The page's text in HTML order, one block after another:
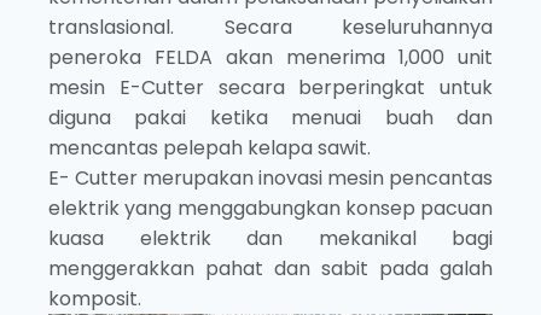
translasional. Secara keseluruhannya
peneroka FELDA akan menerima 1,000 unit
mesin E-Cutter secara berperingkat untuk
diguna pakai ketika menuai buah dan
mencantas pelepah kelapa sawit.
E- Cutter merupakan inovasi mesin pencantas
elektrik yang menggabungkan konsep pacuan
kuasa elektrik dan mekanikal bagi
menggerakkan pahat dan sabit pada galah
komposit.